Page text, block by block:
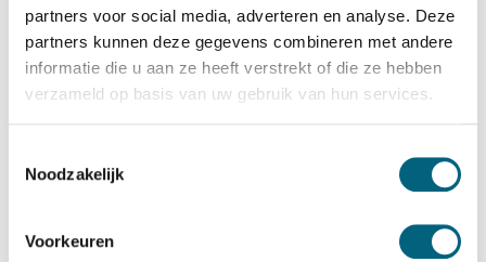
partners voor social media, adverteren en analyse. Deze
partners kunnen deze gegevens combineren met andere
informatie die u aan ze heeft verstrekt of die ze hebben
verzameld op basis van uw gebruik van hun services.
Noodzakelijk
Voorkeuren
Degelijke officieel ECB-S gecertificeerde brand en
inbraakwerende kluis in de klasse 1 / grade I / CEN 1
conform EN 1143-1 en brandwerend gecertificeerd in de
klasse S 60 P conform EN 1047-1 (60 minuten
Betrouwbaar & veilig betalen